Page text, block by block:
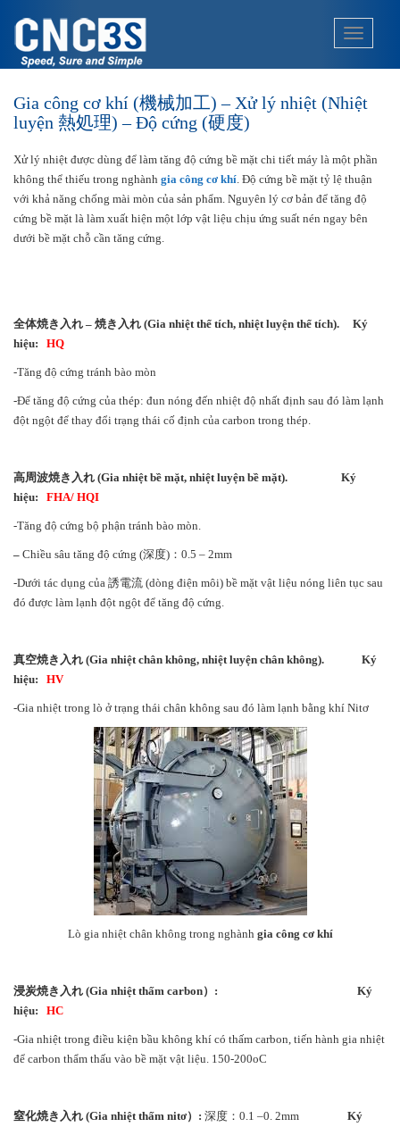
p
Gia công cơ khí (機械加工) – Xử lý nhiệt (Nhiệt
luyện 熱処理) – Độ cứng (硬度)
Xử lý nhiệt được dùng để làm tăng độ cứng bề mặt chi tiết máy là một phần
không thể thiếu trong nghành gia công cơ khí . Độ cứng bề mặt tỷ lệ thuận
với khả năng chống mài mòn của sản phẩm. Nguyên lý cơ bản để tăng độ
cứng bề mặt là làm xuất hiện một lớp vật liệu chịu ứng suất nén ngay bên
dưới bề mặt chỗ cần tăng cứng.
全体焼き入れ – 焼き入れ (Gia nhiệt thể tích, nhiệt luyện thể tích). Ký
hiệu: HQ
-Tăng độ cứng tránh bào mòn
-Để tăng độ cứng của thép: đun nóng đến nhiệt độ nhất định sau đó làm lạnh
đột ngột để thay đổi trạng thái cố định của carbon trong thép.
高周波焼き入れ (Gia nhiệt bề mặt, nhiệt luyện bề mặt). Ký
hiệu: FHA/ HQI
-Tăng độ cứng bộ phận tránh bào mòn.
– Chiều sâu tăng độ cứng (深度)：0.5 – 2mm
-Dưới tác dụng của 誘電流 (dòng điện môi) bề mặt vật liệu nóng liên tục sau
đó được làm lạnh đột ngột để tăng độ cứng.
真空焼き入れ (Gia nhiệt chân không, nhiệt luyện chân không).
Ký
hiệu: HV
-Gia nhiệt trong lò ở trạng thái chân không sau đó làm lạnh bằng khí Nitơ
Lò gia nhiệt chân không trong nghành gia công cơ khí
浸炭焼き入れ (Gia nhiệt thấm carbon） :
Ký
hiệu: HC
-Gia nhiệt trong điều kiện bầu không khí có thấm carbon, tiến hành gia nhiệt
để carbon thẩm thấu vào bề mặt vật liệu. 150-200oC
窒化焼き入れ (Gia nhiệt thấm nitơ） : 深度：0.1 –0. 2mm Ký